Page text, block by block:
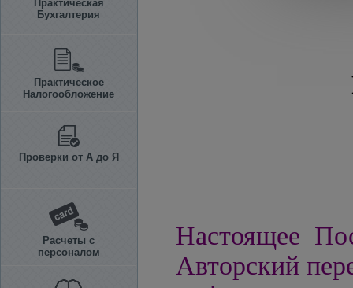
Практическая
Бухгалтерия
Практическое
Налогообложение
Проверки от А до Я
Расчеты с
персоналом
Настоящее
Авторский